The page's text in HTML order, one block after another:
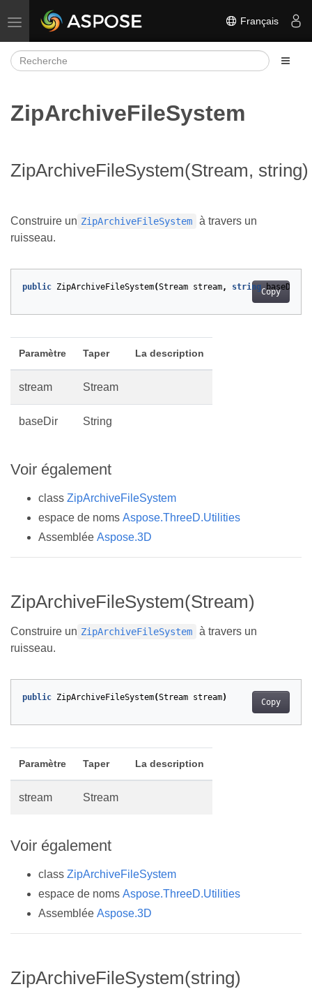
Basculer la navigation Français
ZipArchiveFileSystem
ZipArchiveFileSystem(Stream, string)
Construire un ZipArchiveFileSystem
à travers un
ruisseau.
Copy
public ZipArchiveFileSystem(Stream stream, string baseDir
Paramètre Taper La description
stream Stream
baseDir String
Voir également
class ZipArchiveFileSystem
espace de noms Aspose.ThreeD.Utilities
Assemblée Aspose.3D
ZipArchiveFileSystem(Stream)
Construire un ZipArchiveFileSystem
à travers un
ruisseau.
Copy
public ZipArchiveFileSystem(Stream stream)
Paramètre Taper La description
stream Stream
Voir également
class ZipArchiveFileSystem
espace de noms Aspose.ThreeD.Utilities
Assemblée Aspose.3D
ZipArchiveFileSystem(string)